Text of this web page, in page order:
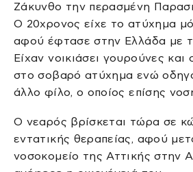
Ζάκυνθο την περασμένη
Ο 20χρονος είχε το ατύχημα
αφού έφτασε στην Ελλάδα με
Είχαν νοικιάσει γουρούνες και
στο σοβαρό ατύχημα ενώ
άλλο φίλο, ο οποίος επίσης
Ο νεαρός βρίσκεται τώρα σε
εντατικής θεραπείας, αφού
νοσοκομείο της Αττικής στην